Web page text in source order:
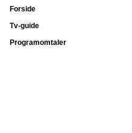
Forside
Tv-guide
Programomtaler